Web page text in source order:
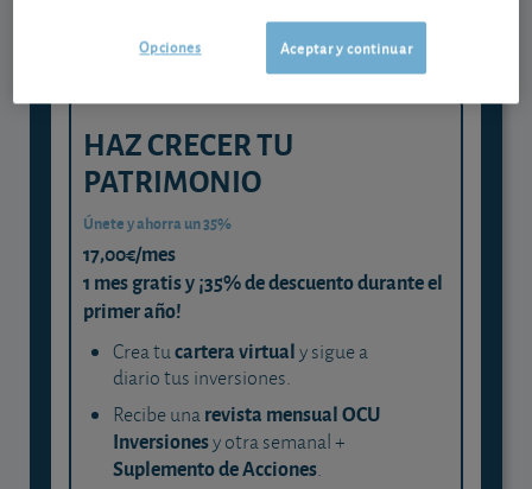
HAZ CRECER TU
PATRIMONIO
Únete y ahorra un 35%
17,00€/mes
1 mes gratis y ¡35% de descuento durante el
primer año!
Crea tucartera virtualy sigue a
diario tus inversiones.
Recibe unarevista mensual OCU
Inversionesy otra semanal +
Suplemento de Acciones.
Aceptar y continuar
Opciones